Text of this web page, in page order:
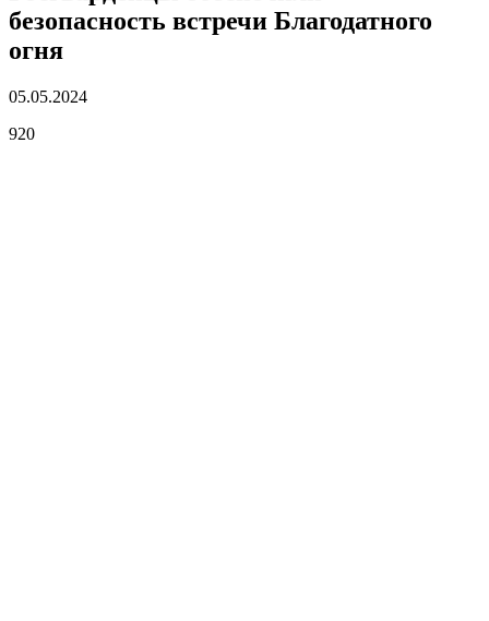
безопасность встречи Благодатного
огня
05.05.2024
920